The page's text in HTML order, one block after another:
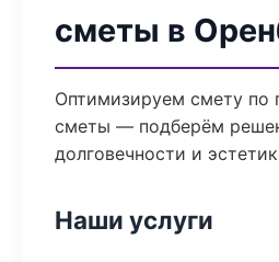
сметы в
Оптимизируем смету по
сметы — подберём
долговечности и
Наши услуги